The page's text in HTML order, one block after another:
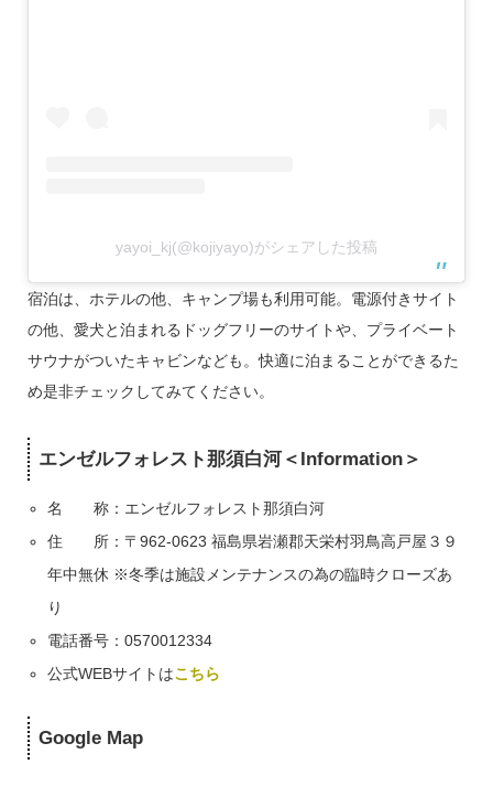
yayoi_kj(@kojiyayo)がシェアした投稿
宿泊は、ホテルの他、キャンプ場も利用可能。電源付きサイト
の他、愛犬と泊まれるドッグフリーのサイトや、プライベート
サウナがついたキャビンなども。快適に泊まることができるた
め是非チェックしてみてください。
エンゼルフォレスト那須白河＜Information＞
名 称：エンゼルフォレスト那須白河
住 所：〒962-0623 福島県岩瀬郡天栄村羽鳥高戸屋３９
年中無休 ※冬季は施設メンテナンスの為の臨時クローズあ
り
電話番号：0570012334
公式WEBサイトはこちら
Google Map